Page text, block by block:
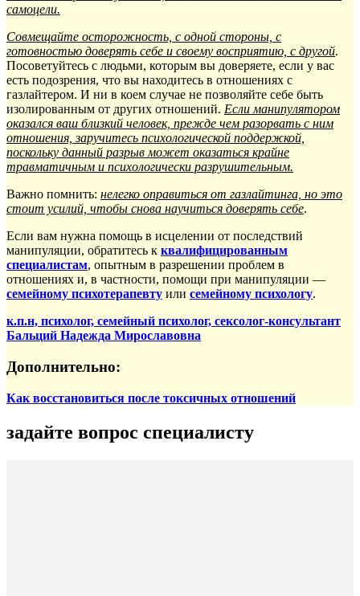
самоцели.
Совмещайте осторожность, с одной стороны, с
готовностью доверять себе и своему восприятию, с другой.
Посоветуйтесь с людьми, которым вы доверяете, если у вас
есть подозрения, что вы находитесь в отношениях с
газлайтером. И ни в коем случае не позволяйте себе быть
изолированным от других отношений. Если манипулятором
оказался ваш близкий человек, прежде чем разорвать с ним
отношения, заручитесь психологической поддержкой,
поскольку данный разрыв может оказаться крайне
травматичным и психологически разрушительным.
Важно помнить: нелегко оправиться от газлайтинга, но это
стоит усилий, чтобы снова научиться доверять себе.
Если вам нужна помощь в исцелении от последствий
манипуляции, обратитесь к квалифицированным
специалистам, опытным в разрешении проблем в
отношениях и, в частности, помощи при манипуляции —
семейному психотерапевту или семейному психологу.
к.п.н, психолог, семейный психолог, сексолог-консультант
Бальций Надежда Мирославовна
Дополнительно:
Как восстановиться после токсичных отношений
задайте вопрос специалисту